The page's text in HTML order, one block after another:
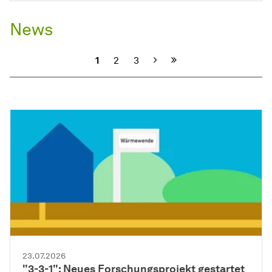
News
1 2 3 Nächste
23.07.2026
"3-3-1": Neues Forschungsprojekt gestartet